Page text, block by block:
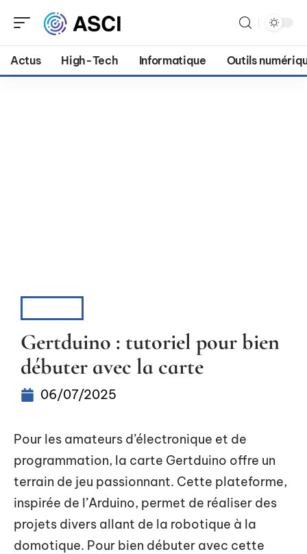
Actus High-Tech Informatique Outils
Gertduino : tutoriel pour bien
débuter avec la carte
06/07/2025
Pour les amateurs d’électronique et de
programmation, la carte Gertduino offre un
terrain de jeu passionnant. Cette plateforme,
inspirée de l’Arduino, permet de réaliser des
projets divers allant de la robotique à la
domotique. Pour bien débuter avec cette